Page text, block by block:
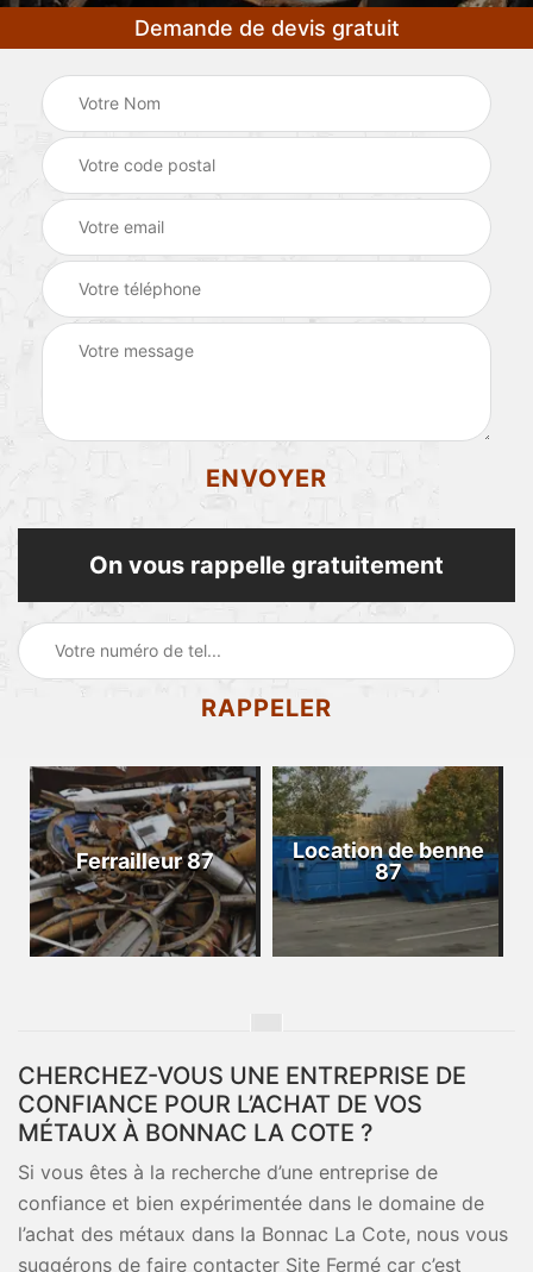
Demande de devis gratuit
On vous rappelle gratuitement
Ferrailleur 87
Location de benne
87
CHERCHEZ-VOUS UNE ENTREPRISE DE
CONFIANCE POUR L’ACHAT DE VOS
MÉTAUX À BONNAC LA COTE ?
Si vous êtes à la recherche d’une entreprise de
confiance et bien expérimentée dans le domaine de
l’achat des métaux dans la Bonnac La Cote, nous vous
suggérons de faire contacter Site Fermé car c’est